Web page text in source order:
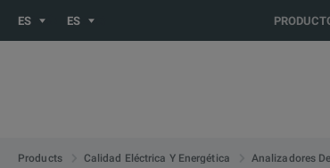
You are browsing the ES site. Would you like
ES ES
Products Calidad Eléctrica Y Energética Analizadores